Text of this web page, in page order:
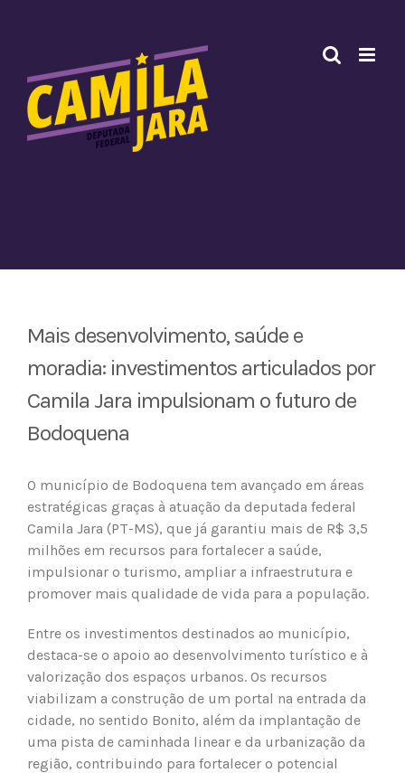
conteúdo
Mais desenvolvimento, saúde e
moradia: investimentos articulados por
Camila Jara impulsionam o futuro de
Bodoquena
O município de Bodoquena tem avançado em áreas
estratégicas graças à atuação da deputada federal
Camila Jara (PT-MS), que já garantiu mais de R$ 3,5
milhões em recursos para fortalecer a saúde,
impulsionar o turismo, ampliar a infraestrutura e
promover mais qualidade de vida para a população.
Entre os investimentos destinados ao município,
destaca-se o apoio ao desenvolvimento turístico e à
valorização dos espaços urbanos. Os recursos
viabilizam a construção de um portal na entrada da
cidade, no sentido Bonito, além da implantação de
uma pista de caminhada linear e da urbanização da
região, contribuindo para fortalecer o potencial